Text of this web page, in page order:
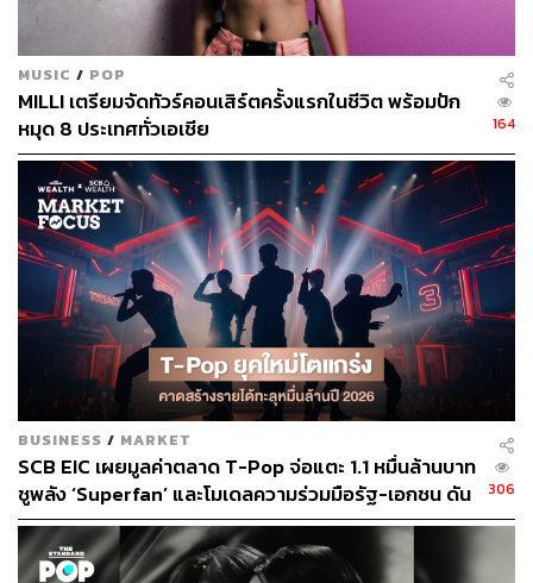
TAGS: เพลงไทย มิวสิกวิดีโอ YUPP!
flower.far
ฟาร์-พิชญานิน หนูศรี
270
ABOUT THE AUTHOR
กษาปณ์ หาญดิฐกุล
นักศึกษาภาพยนตร์ ผู้ชื่นชอบหนังนอกกระแส
ปัจจุบันสนใจงานเขียนและชีวิตของมนุษย์
MUSIC / POP
MILLI เตรียมจัดทัวร์คอนเสิร์ตครั้งแรกในชีวิต พร้อมปัก
หมุด 8 ประเทศทั่วเอเชีย
164
BUSINESS / MARKET
SCB EIC เผยมูลค่าตลาด T-Pop จ่อแตะ 1.1 หมื่นล้านบาท
ชูพลัง ‘Superfan’ และโมเดลความร่วมมือรัฐ-เอกชน ดัน
เศรษฐกิจสร้างสรรค์
306